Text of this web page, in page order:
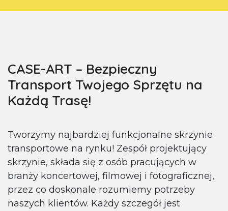
CASE-ART – Bezpieczny
Transport Twojego Sprzętu na
Każdą Trasę!
Tworzymy najbardziej funkcjonalne skrzynie
transportowe na rynku! Zespół projektujący
skrzynie, składa się z osób pracujących w
branży koncertowej, filmowej i fotograficznej,
przez co doskonale rozumiemy potrzeby
naszych klientów. Każdy szczegół jest